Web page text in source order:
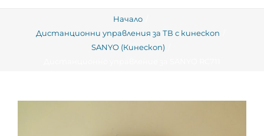
Начало
Дистанционни управления за ТВ с кинескоп
SANYO (Кинескоп)